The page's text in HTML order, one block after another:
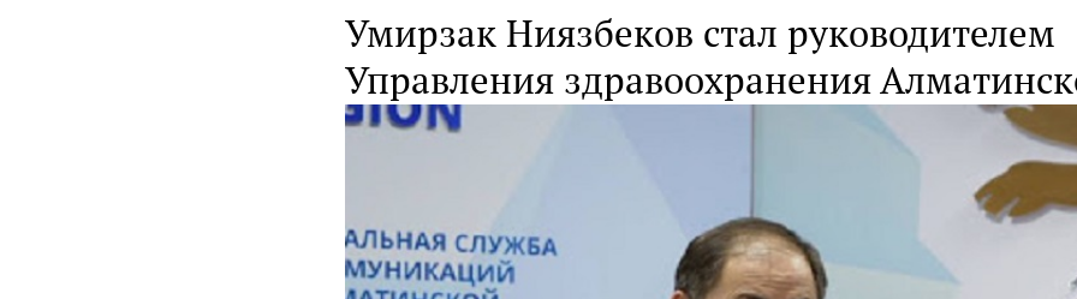
Умирзак Ниязбеков стал руководителем
Управления здравоохранения